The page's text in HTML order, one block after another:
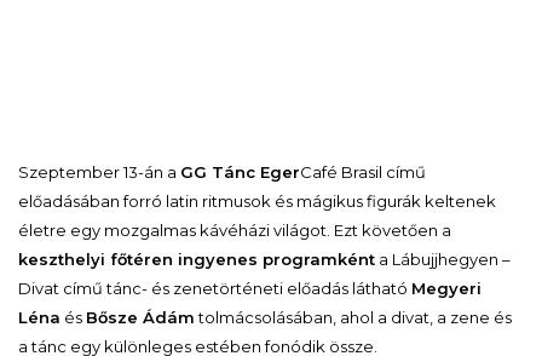
Szeptember 13-án a GG Tánc EgerCafé Brasil című
előadásában forró latin ritmusok és mágikus figurák keltenek
életre egy mozgalmas kávéházi világot. Ezt követően a
keszthelyi főtéren ingyenes programként a Lábujjhegyen –
Divat című tánc- és zenetörténeti előadás látható Megyeri
Léna és Bősze Ádámtolmácsolásában, ahol a divat, a zene és
a tánc egy különleges estében fonódik össze.